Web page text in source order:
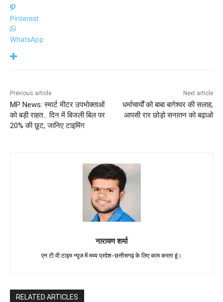
Pinterest
WhatsApp
Previous article
MP News: स्मार्ट मीटर उपभोक्ताओं
को बड़ी राहत… दिन में बिजली बिल पर
20% की छूट, जानिए टाइमिंग
Next article
धर्माचार्यों को बाबा बागेश्वर की सलाह,
आपसी रार छोड़ो सनातन को बढ़ाओ
नारायण शर्मा
एन टी वी टाइम न्यूज में मध्य प्रदेश-छत्तीसगढ़ के लिए काम करता हूं।
RELATED ARTICLES